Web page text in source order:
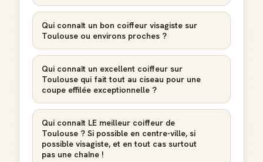
Qui connaît un bon coiffeur visagiste sur
Toulouse ou environs proches ?
Qui connaît un excellent coiffeur sur
Toulouse qui fait tout au ciseau pour une
coupe effilée exceptionnelle ?
Qui connaît LE meilleur coiffeur de
Toulouse ? Si possible en centre-ville, si
possible visagiste, et en tout cas surtout
pas une chaîne !